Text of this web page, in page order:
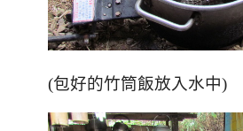
(包好的竹筒飯放入水中)